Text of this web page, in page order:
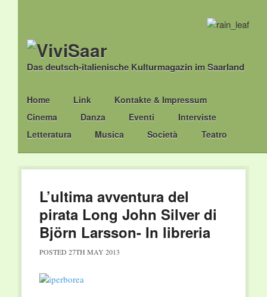
Das deutsch-italienische Kulturmagazin im Saarland
Main menu
Skip
to
content
Home Link
Kontakte & Impressum
Cinema
Danza Eventi
Interviste
Letteratura
Musica Società Teatro
L’ultima avventura del
pirata Long John Silver di
Björn Larsson- In libreria
POSTED 27TH MAY 2013